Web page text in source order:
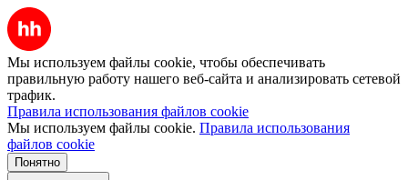
Мы используем файлы cookie, чтобы обеспечивать
правильную работу нашего веб-сайта и анализировать сетевой
трафик.
Правила использования файлов cookie
Мы используем файлы cookie. Правила использования
файлов cookie
Понятно